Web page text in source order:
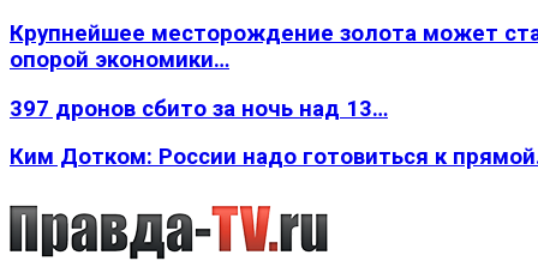
Крупнейшее месторождение золота может
опорой экономики…
397 дронов сбито за ночь над 13…
Ким Дотком: России надо готовиться к